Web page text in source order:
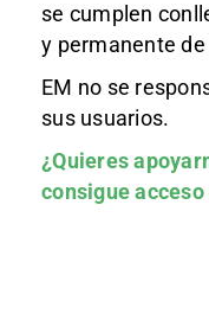
se cumplen
y permanente
EM no se
sus usuarios.
¿Quieres
consigue